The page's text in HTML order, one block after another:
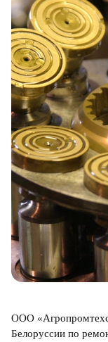
ООО
Белоруссии по